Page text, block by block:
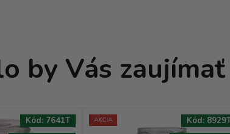
by Vás zaujímať
Kód: 7641T AKCIA Kód: